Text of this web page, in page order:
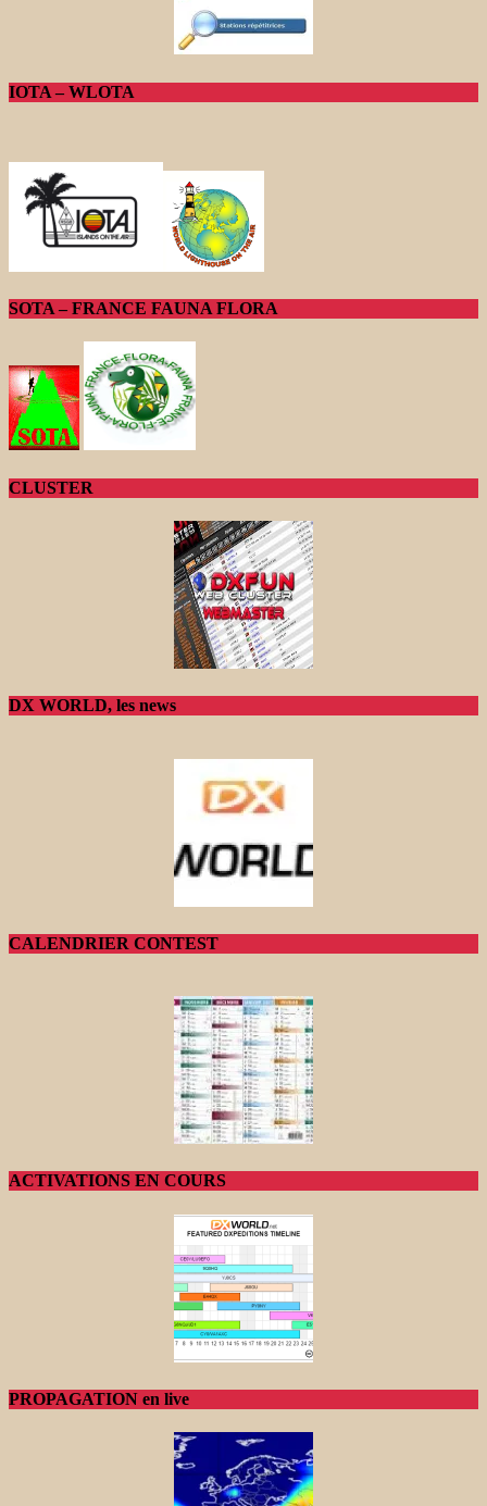
IOTA – WLOTA
SOTA – FRANCE FAUNA FLORA
CLUSTER
DX WORLD, les news
CALENDRIER CONTEST
ACTIVATIONS EN COURS
PROPAGATION en live